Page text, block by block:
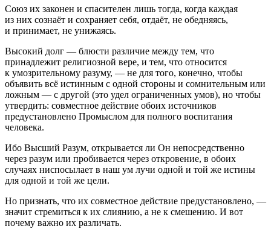
Союз их законен и спасителен лишь тогда, когда каждая
из них сознаёт и сохраняет себя, отдаёт, не обедняясь,
и принимает, не унижаясь.
Высокий долг — блюсти различие между тем, что
принадлежит религиозной вере, и тем, что относится
к умозрительному разуму, — не для того, конечно, чтобы
объявить всё истинным с одной стороны и сомнительным или
ложным — с другой (это удел ограниченных умов), но чтобы
утвердить: совместное действие обоих источников
предустановлено Промыслом для полного воспитания
человека.
Ибо Высший Разум, открывается ли Он непосредственно
через разум или пробивается через откровение, в обоих
случаях ниспосылает в наш ум лучи одной и той же истины
для одной и той же цели.
Но признать, что их совместное действие предустановлено, —
значит стремиться к их слиянию, а не к смешению. И вот
почему важно их различать.